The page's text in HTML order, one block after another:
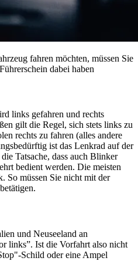
fahren möchten, müssen Sie
dabei haben
links gefahren und rechts
gilt die Regel, sich stets links zu
rechts zu fahren (alles andere
ist das Lenkrad auf der
Tatsache, dass auch Blinker
bedient werden. Die meisten
So müssen Sie nicht mit der
und Neuseeland an
links”. Ist die Vorfahrt also nicht
Schild oder eine Ampel